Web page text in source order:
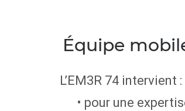
Équipe
L’EM3R 74 intervient :
• pour une